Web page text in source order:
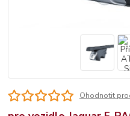
Ohodnotit